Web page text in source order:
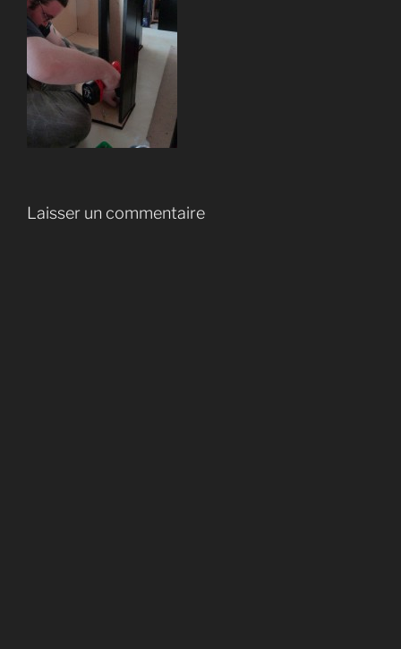
Laisser un commentaire